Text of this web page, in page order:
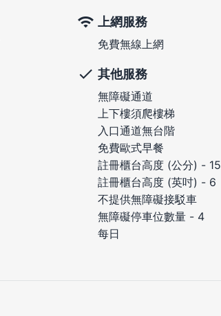
上網服務
免費無線上網
其他服務
無障礙通道
上下樓須爬樓梯
入口通道無台階
免費歐式早餐
註冊櫃台高度 (公分) - 15
註冊櫃台高度 (英吋) - 6
不提供無障礙接駁車
無障礙停車位數量 - 4
每日